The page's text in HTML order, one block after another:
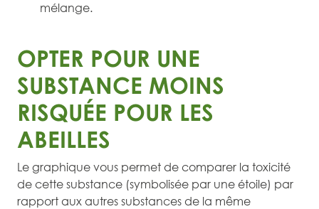
mélange.
OPTER POUR UNE
SUBSTANCE MOINS
RISQUÉE POUR LES
ABEILLES
Le graphique vous permet de comparer la toxicité
de cette substance (symbolisée par une étoile) par
rapport aux autres substances de la même